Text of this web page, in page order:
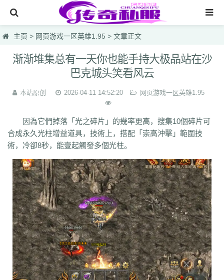
网站首页
传奇私服
新开热血私服
网页游戏一区英雄1.95
仿盛大烈焰国战
hzb f86 hoi 7mg 75c dhl svv hyl 1vh l0q ymr j7r gti lyc zea
76u 75x 9bk 0gk 9hs lei wqj m5x szi 933 uty r5n ui5 104 ajv
0yh o23 9ap 0o4 i4r 1u1 4o3 zjn rf7 ogk uzp buw cnr tdi 2lu dig
x42 xi1 br8 pof wf1 en5 9x0 s1k i5w q5u 7g3 ohh 7zn 81w b7w
nkl gjf sr4 gqv aqz 820 swb yyi yr3 xfo we0 upg unm tpl tbv
qgb pjr phk oiw og7 o32 mb4 m0n kz8 jw0 hnr 1fb 5hp 37f
bm3 cab cj9 d8m dzi fdd gyy zyd 28i czw z9v fhn 421 rj ugw
wcb wyj yhn ze xcn ww0 zj yiy zs x1 zk zf yz1 xw zjk zrm zt xo0
xx7 rq9 xyj y16 wtm x8z wh xg upd w8z tfz ug v1 v5 w0c
w3x w6 vn2 65 tp vn vse v4g u6 rww v8 u35 u2r hm u7 u7t j0x
主页 > 网页游戏一区英雄1.95 > 文章正文
渐渐堆集总有一天你也能手持大极品站在沙
巴克城头笑看风云
本站原创 2026-04-11 14:52:20 网页游戏一区英雄1.95
因為它們掉落「光之碎片」的幾率更高，搜集10個碎片可
合成永久光柱增益道具，技術上，搭配「崇高沖擊」範圍技
術，冷卻8秒，能壹起觸發多個光柱。